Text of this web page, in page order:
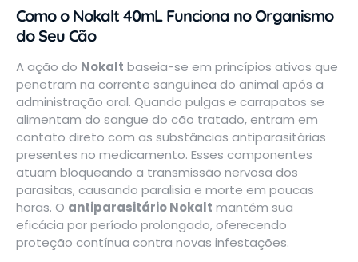
Como o Nokalt 40mL Funciona no Organismo
do Seu Cão
A ação do Nokalt baseia-se em princípios ativos que
penetram na corrente sanguínea do animal após a
administração oral. Quando pulgas e carrapatos se
alimentam do sangue do cão tratado, entram em
contato direto com as substâncias antiparasitárias
presentes no medicamento. Esses componentes
atuam bloqueando a transmissão nervosa dos
parasitas, causando paralisia e morte em poucas
horas. O antiparasitário Nokalt mantém sua
eficácia por período prolongado, oferecendo
proteção contínua contra novas infestações.